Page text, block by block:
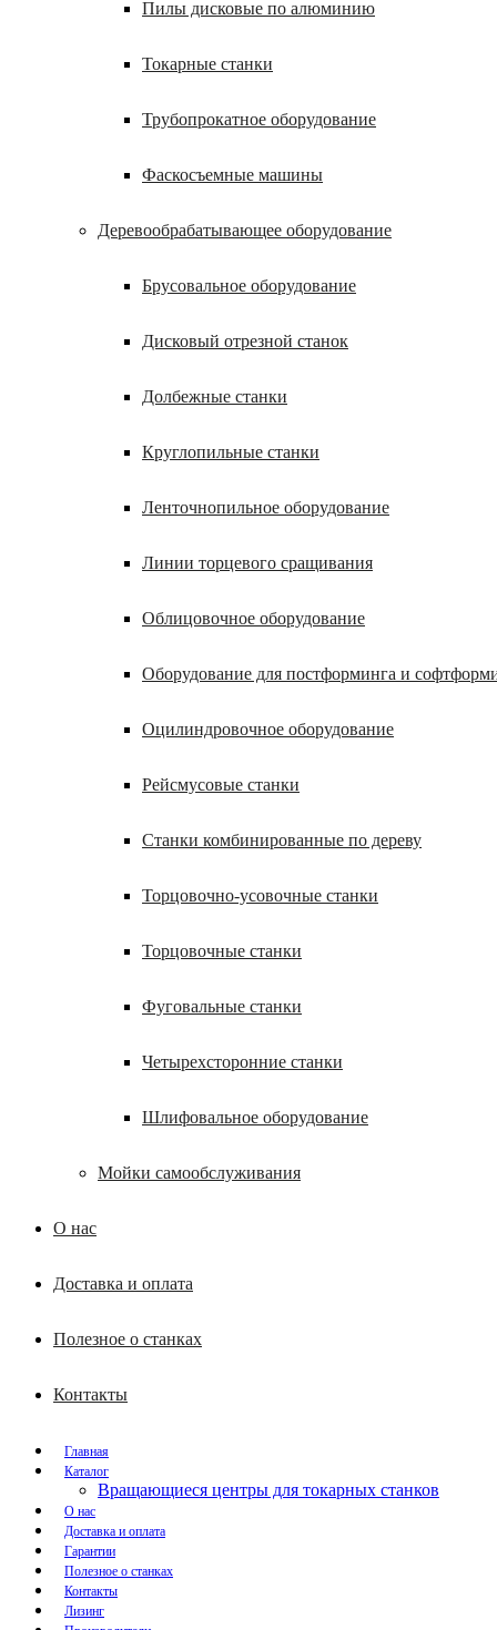
Пилы дисковые по алюминию
Токарные станки
Трубопрокатное оборудование
Фаскосъемные машины
Деревообрабатывающее оборудование
Брусовальное оборудование
Дисковый отрезной станок
Долбежные станки
Круглопильные станки
Ленточнопильное оборудование
Линии торцевого сращивания
Облицовочное оборудование
Оборудование для постформинга и
Оцилиндровочное оборудование
Рейсмусовые станки
Станки комбинированные по дереву
Торцовочно-усовочные станки
Торцовочные станки
Фуговальные станки
Четырехсторонние станки
Шлифовальное оборудование
Мойки самообслуживания
О нас
Доставка и оплата
Полезное о станках
Контакты
Главная
Каталог
Вращающиеся центры для токарных станков
О нас
Доставка и оплата
Гарантии
Полезное о станках
Контакты
Лизинг